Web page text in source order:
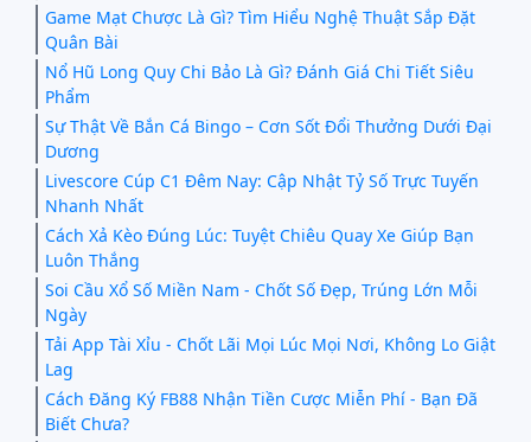
Game Mạt Chược Là Gì? Tìm Hiểu Nghệ Thuật Sắp Đặt
Quân Bài
Nổ Hũ Long Quy Chi Bảo Là Gì? Đánh Giá Chi Tiết Siêu
Phẩm
Sự Thật Về Bắn Cá Bingo – Cơn Sốt Đổi Thưởng Dưới Đại
Dương
Livescore Cúp C1 Đêm Nay: Cập Nhật Tỷ Số Trực Tuyến
Nhanh Nhất
Cách Xả Kèo Đúng Lúc: Tuyệt Chiêu Quay Xe Giúp Bạn
Luôn Thắng
Soi Cầu Xổ Số Miền Nam - Chốt Số Đẹp, Trúng Lớn Mỗi
Ngày
Tải App Tài Xỉu - Chốt Lãi Mọi Lúc Mọi Nơi, Không Lo Giật
Lag
Cách Đăng Ký FB88 Nhận Tiền Cược Miễn Phí - Bạn Đã
Biết Chưa?